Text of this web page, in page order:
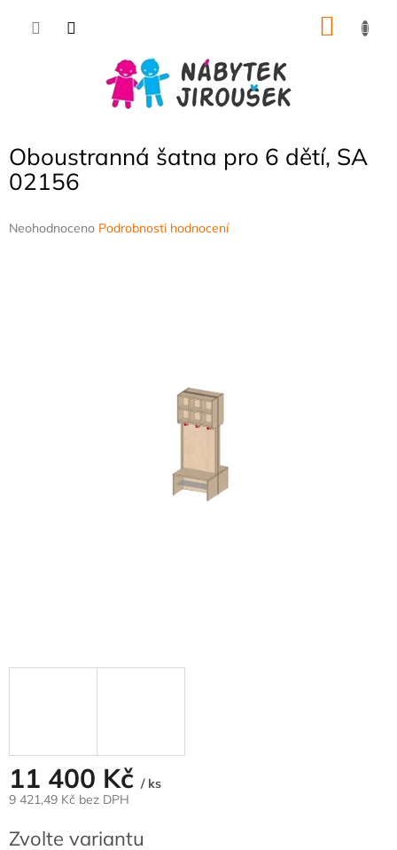
Oboustranná šatna pro 6 dětí, SA
02156
Průměrné
Neohodnoceno Podrobnosti hodnocení
11 400 Kč / ks
9 421,49 Kč bez DPH
cena:
Zvolte variantu